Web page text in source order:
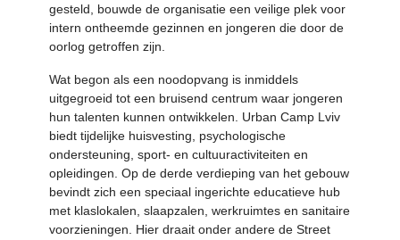
gesteld, bouwde de organisatie een veilige plek voor
intern ontheemde gezinnen en jongeren die door de
oorlog getroffen zijn.
Wat begon als een noodopvang is inmiddels
uitgegroeid tot een bruisend centrum waar jongeren
hun talenten kunnen ontwikkelen. Urban Camp Lviv
biedt tijdelijke huisvesting, psychologische
ondersteuning, sport- en cultuuractiviteiten en
opleidingen. Op de derde verdieping van het gebouw
bevindt zich een speciaal ingerichte educatieve hub
met klaslokalen, slaapzalen, werkruimtes en sanitaire
voorzieningen. Hier draait onder andere de Street